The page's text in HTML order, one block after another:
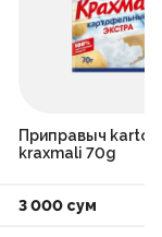
Приправыч
kraxmali 70g
3 000 сум